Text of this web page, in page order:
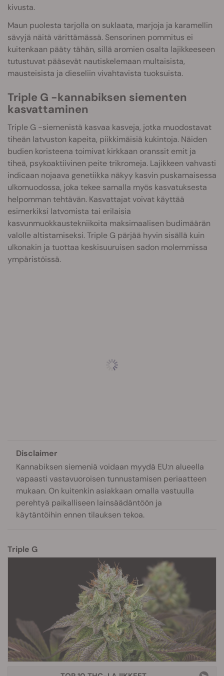
kivusta.
Maun puolesta tarjolla on suklaata, marjoja ja karamellin
sävyjä näitä värittämässä. Sensorinen pommitus ei
kuitenkaan pääty tähän, sillä aromien osalta lajikkeeseen
tutustuvat pääsevät nautiskelemaan multaisista,
mausteisista ja dieseliin vivahtavista tuoksuista.
Triple G -kannabiksen siementen
kasvattaminen
Triple G -siemenistä kasvaa kasveja, jotka muodostavat
tiheän latvuston kapeita, piikkimäisiä kukintoja. Näiden
budien koristeena toimivat kirkkaan oranssit emit ja
tiheä, psykoaktiivinen peite trikromeja. Lajikkeen vahvasti
indicaan nojaava genetiikka näkyy kasvin puskamaisessa
ulkomuodossa, joka tekee samalla myös kasvatuksesta
helpomman tehtävän. Kasvattajat voivat käyttää
esimerkiksi latvomista tai erilaisia
kasvunmuokkaustekniikoita maksimaalisen budimäärän
valolle altistamiseksi. Triple G pärjää hyvin sisällä kuin
ulkonakin ja tuottaa keskisuuruisen sadon molemmissa
ympäristöissä.
Disclaimer
Kannabiksen siemeniä voidaan myydä EU:n alueella
vapaasti vastavuoroisen tunnustamisen periaatteen
mukaan. On kuitenkin asiakkaan omalla vastuulla
perehtyä paikalliseen lainsäädäntöön ja
käytäntöihin ennen tilauksen tekoa.
Triple G